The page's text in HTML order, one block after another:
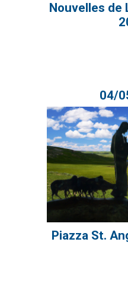
Nouvelles de
04/
Piazza St.